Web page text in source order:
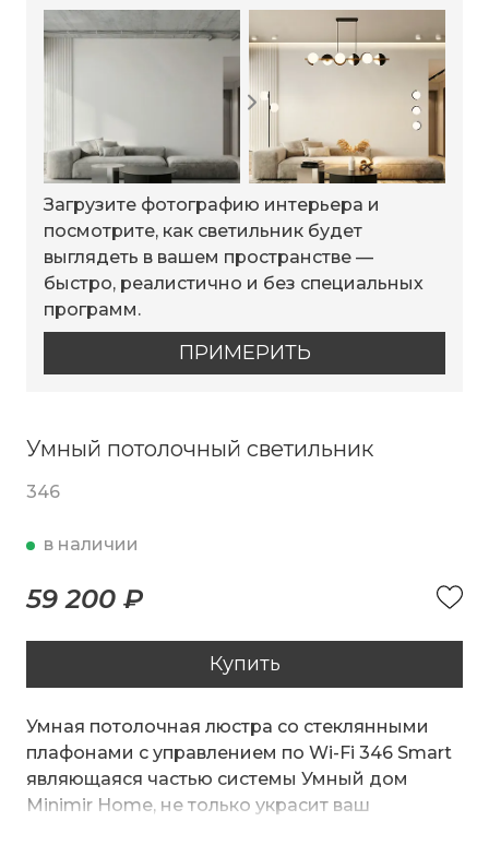
Загрузите фотографию интерьера и
посмотрите, как светильник будет
выглядеть в вашем пространстве —
быстро, реалистично и без специальных
программ.
ПРИМЕРИТЬ
Умный потолочный светильник
346
в наличии
59 200 ₽
Купить
Умная потолочная люстра со стеклянными
плафонами с управлением по Wi-Fi 346 Smart
являющаяся частью системы Умный дом
Minimir Home, не только украсит ваш